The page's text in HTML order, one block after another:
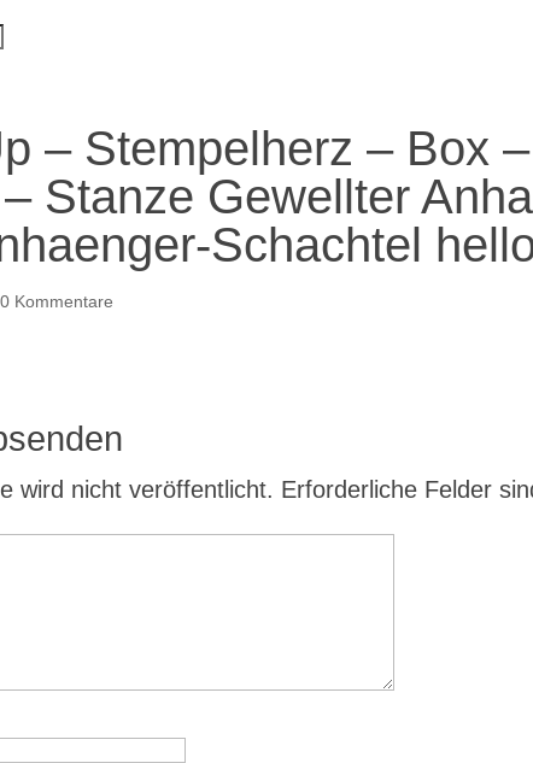
– Stempelherz – Box
Stanze Gewellter
Schachtel
0 Kommentare
wird nicht veröffentlicht. Erforderliche Felder